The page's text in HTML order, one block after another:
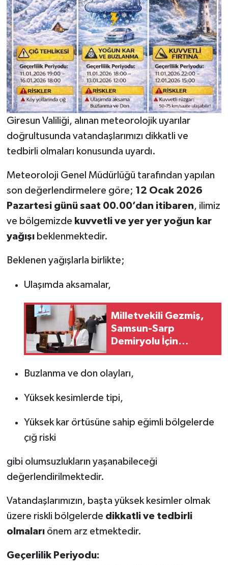
Giresun Valiliği, alınan meteorolojik uyarılar
doğrultusunda vatandaşlarımızı dikkatli ve
tedbirli olmaları konusunda uyardı.
Meteoroloji Genel Müdürlüğü tarafından yapılan
son değerlendirmelere göre; 12 Ocak 2026
Pazartesi günü saat 00.00’dan itibaren, ilimiz
ve bölgemizde kuvvetli ve yer yer yoğun kar
yağışıbeklenmektedir.
Beklenen yağışlarla birlikte;
Ulaşımda aksamalar,
Milletvekili Gezmiş,
Samsun-Sarp
Demiryolu İçin
Önerge Verdi
Buzlanma ve don olayları,
Yüksek kesimlerde tipi,
Yüksek kar örtüsüne sahip eğimli bölgelerde
çığ riski
gibi olumsuzlukların yaşanabileceği
değerlendirilmektedir.
Vatandaşlarımızın, başta yüksek kesimler olmak
üzere riskli bölgelerde dikkatli ve tedbirli
olmalarıönem arz etmektedir.
Geçerlilik Periyodu: